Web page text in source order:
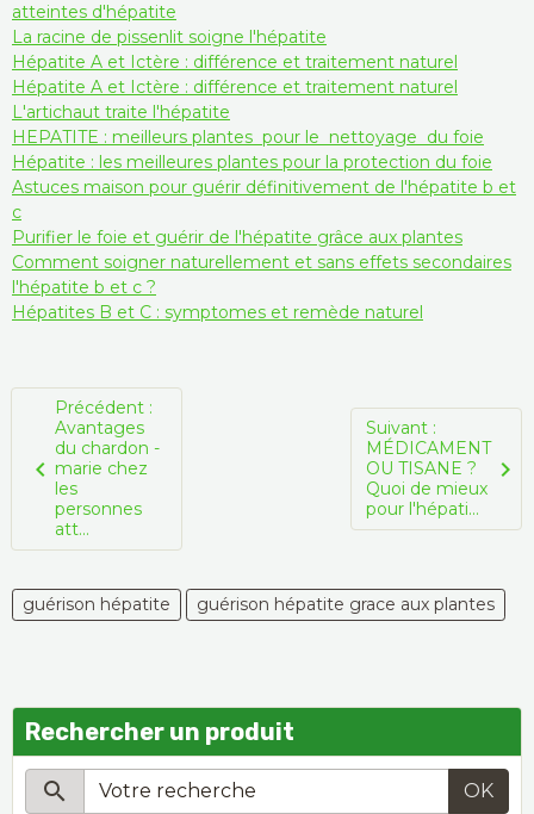
atteintes d'hépatite
La racine de pissenlit soigne l'hépatite
Hépatite A et Ictère : différence et traitement naturel
Hépatite A et Ictère : différence et traitement naturel
L'artichaut traite l'hépatite
HEPATITE : meilleurs plantes pour le nettoyage du foie
Hépatite : les meilleures plantes pour la protection du foie
Astuces maison pour guérir définitivement de l'hépatite b et
c
Purifier le foie et guérir de l'hépatite grâce aux plantes
Comment soigner naturellement et sans effets secondaires
l'hépatite b et c ?
Hépatites B et C : symptomes et remède naturel
Précédent :
Avantages
du chardon -
marie chez
les
personnes
att...
Suivant :
MÉDICAMENT
OU TISANE ?
Quoi de mieux
pour l'hépati...
guérison hépatite guérison hépatite grace aux plantes
Rechercher un produit
OK